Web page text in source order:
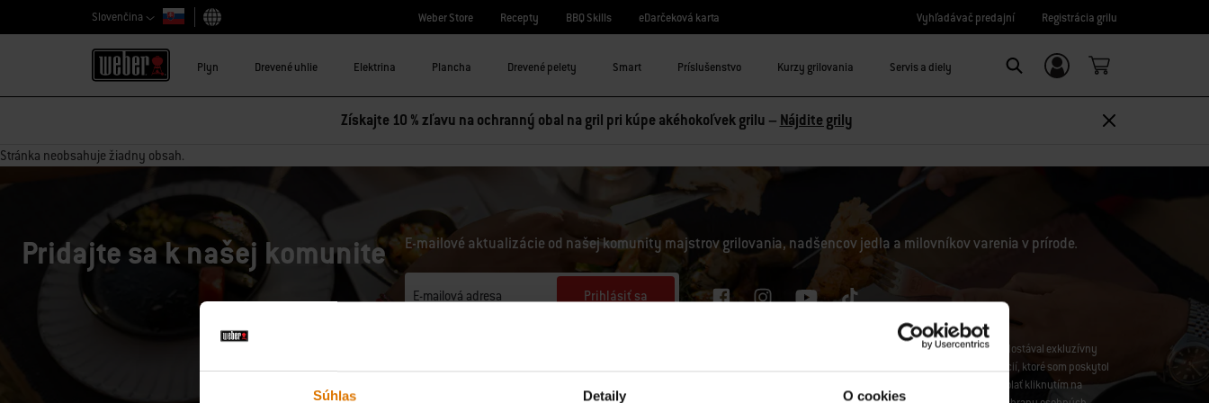
Súhlas Detaily O cookies
Slovenčina
Vybrať krajinu
Weber Store Recepty BBQ Skills eDarčeková karta Vyhľadávač predajní Registrácia grilu
Plyn Drevené uhlie Elektrina Plancha Drevené pelety Smart Príslušenstvo Kurzy grilovania Servis a diely Prihláste sa/Zaregistrujte sa
Získajte 10 % zľavu na ochranný obal na gril pri kúpe akéhokoľvek grilu – Nájdite grily
Stránka neobsahuje žiadny obsah.
Pridajte sa k našej komunite E-mailové aktualizácie od našej komunity majstrov grilovania, nadšencov jedla a milovníkov varenia v prírode.
E-mailová adresa Prihlásiť sa
Zaregistrujte ma na odber e-mailov od spoločností Weber-Stephen Deutschland GmbH a Weber-Stephen CZ&SK spol. s r.o., aby som dostával exkluzívny
obsah Weber, ako sú recepty, informácie o výrobkoch, nadchádzajúce podujatia a spotrebiteľské prieskumy, a to s použitím informácií, ktoré som poskytol
pri registrácii, a na analýzu mojej interakcie so spravodajcom pomocou nástrojov na sledovanie. Svoj súhlas môžete kedykoľvek odvolať kliknutím na